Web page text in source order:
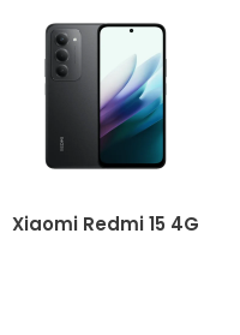
Xiaomi Redmi 15 4G